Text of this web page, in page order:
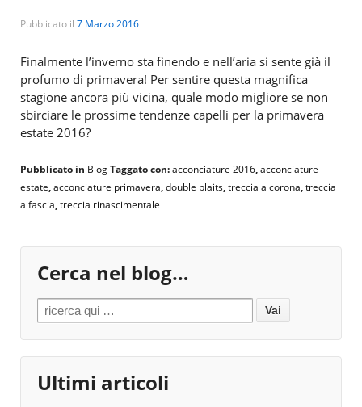
Pubblicato il 7 Marzo 2016
Finalmente l’inverno sta finendo e nell’aria si sente già il
profumo di primavera! Per sentire questa magnifica
stagione ancora più vicina, quale modo migliore se non
sbirciare le prossime tendenze capelli per la primavera
estate 2016?
Pubblicato in BlogTaggato con:acconciature 2016,acconciature
estate,acconciature primavera,double plaits,treccia a corona,treccia
a fascia,treccia rinascimentale
Cerca nel blog…
Search for:
Ultimi articoli